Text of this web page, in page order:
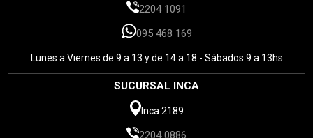
2204 1091
095 468 169
Lunes a Viernes de 9 a 13 y de 14 a 18 - Sábados 9 a 13hs
SUCURSAL INCA
Inca 2189
2204 0886